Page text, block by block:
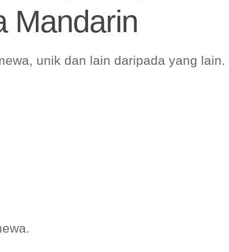
Mandarin
unik dan lain daripada yang lain.